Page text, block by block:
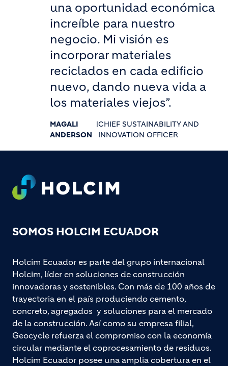
una oportunidad económica
increíble para nuestro
negocio. Mi visión es
incorporar materiales
reciclados en cada edificio
nuevo, dando nueva vida a
los materiales viejos”.
MAGALI
ANDERSON
|CHIEF SUSTAINABILITY AND
INNOVATION OFFICER
Footer
SOMOS HOLCIM ECUADOR
Holcim Ecuador es parte del grupo internacional
Holcim, líder en soluciones de construcción
innovadoras y sostenibles. Con más de 100 años de
trayectoria en el país produciendo cemento,
concreto, agregados y soluciones para el mercado
de la construcción. Así como su empresa filial,
Geocycle refuerza el compromiso con la economía
circular mediante el coprocesamiento de residuos.
Holcim Ecuador posee una amplia cobertura en el